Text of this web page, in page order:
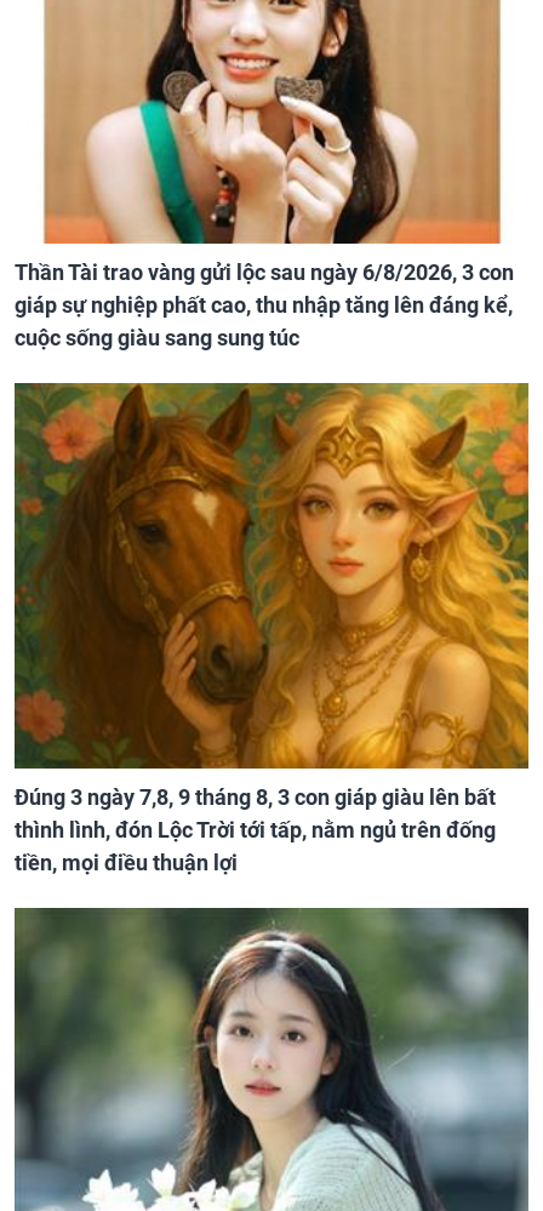
Thần Tài trao vàng gửi lộc sau ngày 6/8/2026, 3 con
giáp sự nghiệp phất cao, thu nhập tăng lên đáng kể,
cuộc sống giàu sang sung túc
Đúng 3 ngày 7,8, 9 tháng 8, 3 con giáp giàu lên bất
thình lình, đón Lộc Trời tới tấp, nằm ngủ trên đống
tiền, mọi điều thuận lợi